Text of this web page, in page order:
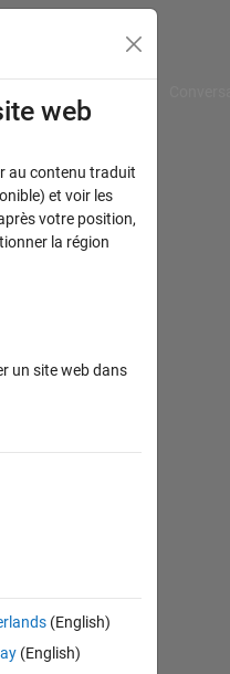
web
au contenu traduit
et voir les
votre position,
la région
un site web dans
(English)
(English)